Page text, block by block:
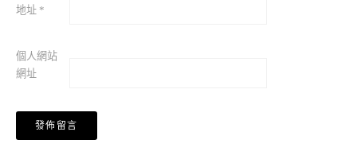
地址 *
個人網站
網址